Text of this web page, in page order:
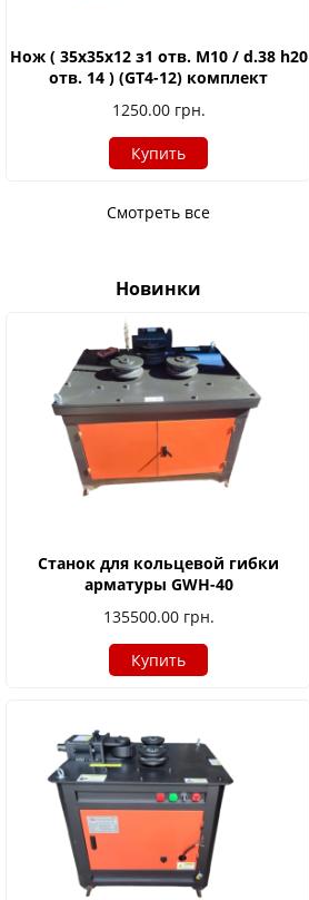
Нож ( 35х35х12 з1 отв. М10 / d.38 h20
отв. 14 ) (GT4-12) комплект
1250.00 грн.
Купить
Смотреть все
Новинки
Станок для кольцевой гибки
арматуры GWH-40
135500.00 грн.
Купить